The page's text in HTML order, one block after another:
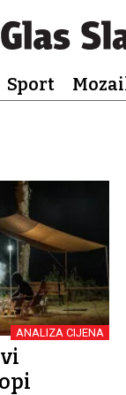
Sport
ANALIZA CIJENA